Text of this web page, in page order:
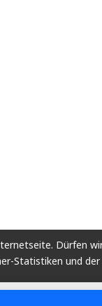
Dürfen
Statistiken und